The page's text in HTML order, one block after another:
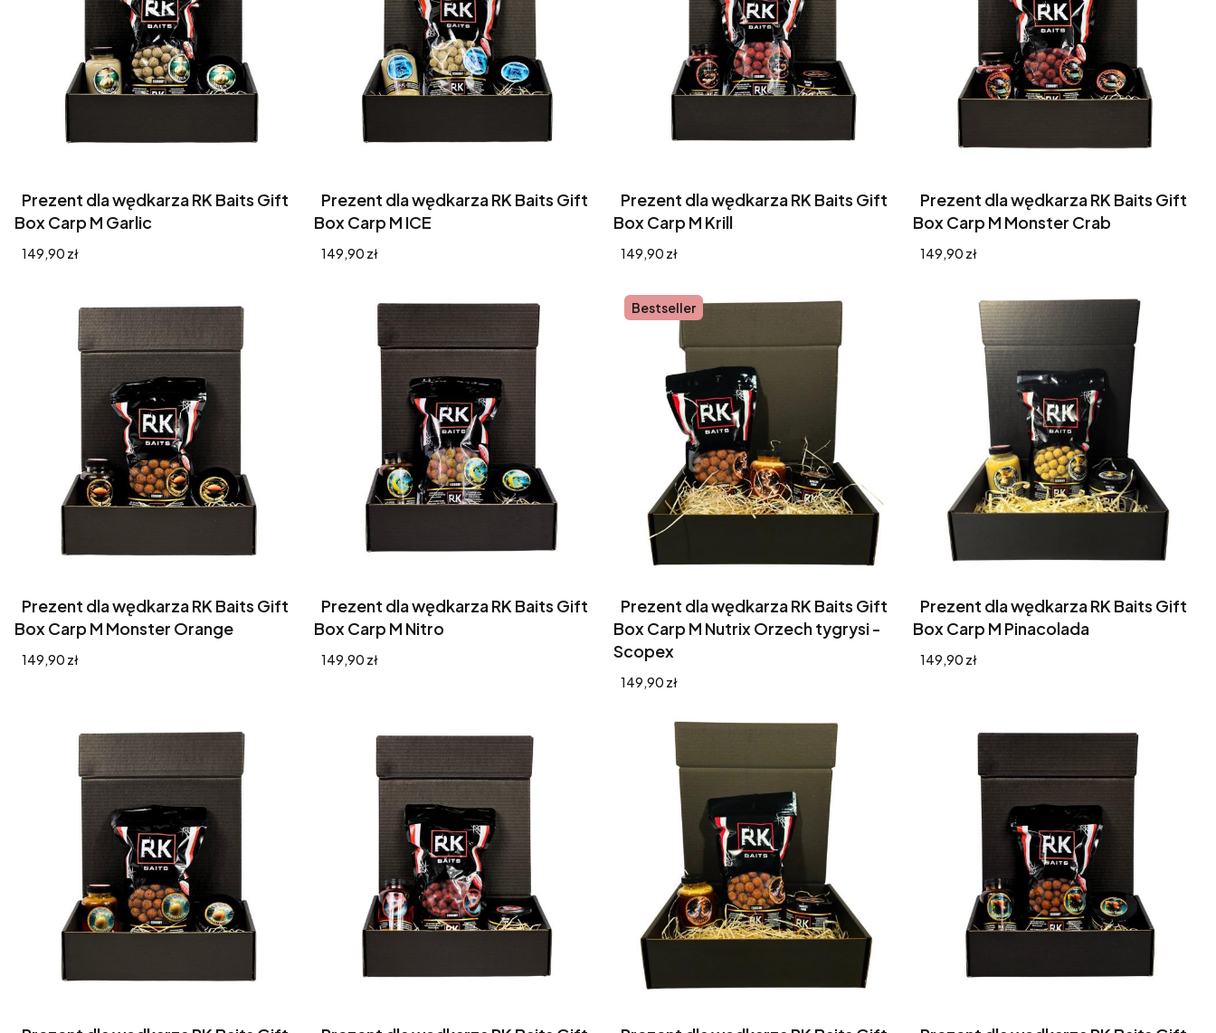
Prezent dla wędkarza RK Baits Gift
Box Carp M Garlic
Cena
149,90 zł
Prezent dla wędkarza RK Baits Gift
Box Carp M ICE
Cena
149,90 zł
Prezent dla wędkarza RK Baits Gift
Box Carp M Krill
Cena
149,90 zł
Prezent dla wędkarza RK Baits Gift
Box Carp M Monster Crab
Cena
149,90 zł
Prezent dla wędkarza RK Baits Gift
Box Carp M Monster Orange
Cena
149,90 zł
Prezent dla wędkarza RK Baits Gift
Box Carp M Nitro
Cena
149,90 zł
Bestseller
Prezent dla wędkarza RK Baits Gift
Box Carp M Nutrix Orzech tygrysi -
Scopex
Cena
149,90 zł
Prezent dla wędkarza RK Baits Gift
Box Carp M Pinacolada
Cena
149,90 zł